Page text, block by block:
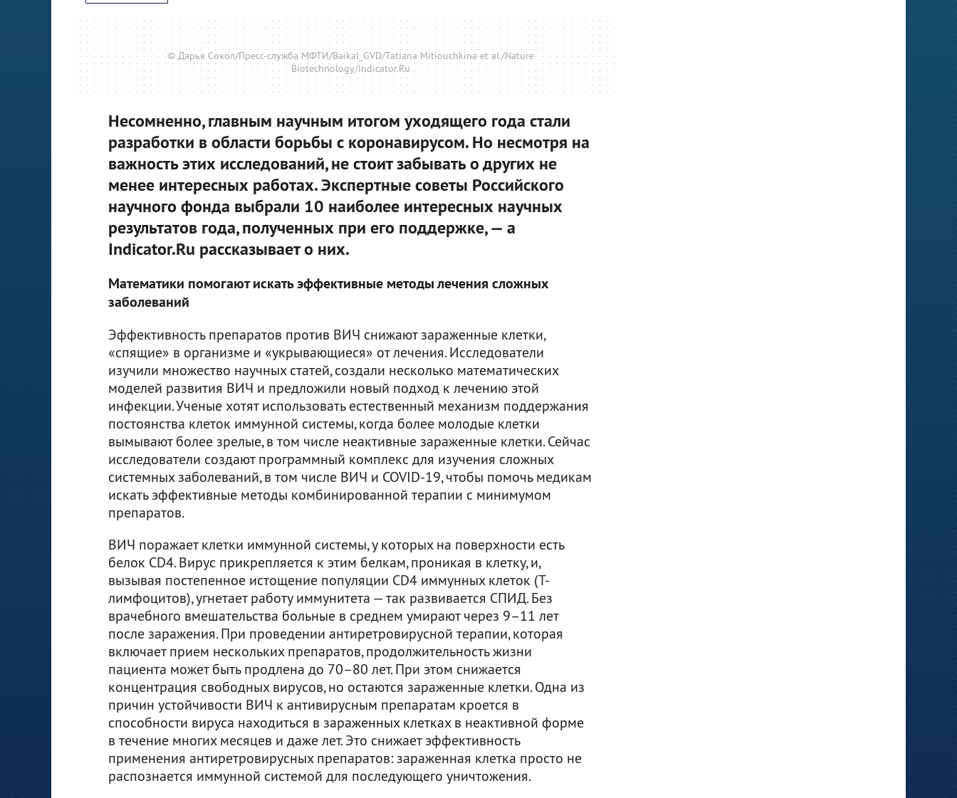
© Дарья Сокол/Пресс-служба МФТИ/Baikal_GVD/Tatiana Mitiouchkina et al./Nature
Biotechnology/Indicator.Ru
Несомненно, главным научным итогом уходящего года стали
разработки в области борьбы с коронавирусом. Но несмотря на
важность этих исследований, не стоит забывать о других не
менее интересных работах. Экспертные советы Российского
научного фонда выбрали 10 наиболее интересных научных
результатов года, полученных при его поддержке, — а
Indicator.Ru рассказывает о них.
Математики помогают искать эффективные методы лечения сложных
заболеваний
Эффективность препаратов против ВИЧ снижают зараженные клетки,
«спящие» в организме и «укрывающиеся» от лечения. Исследователи
изучили множество научных статей, создали несколько математических
моделей развития ВИЧ и предложили новый подход к лечению этой
инфекции. Ученые хотят использовать естественный механизм поддержания
постоянства клеток иммунной системы, когда более молодые клетки
вымывают более зрелые, в том числе неактивные зараженные клетки. Сейчас
исследователи создают программный комплекс для изучения сложных
системных заболеваний, в том числе ВИЧ и COVID-19, чтобы помочь медикам
искать эффективные методы комбинированной терапии с минимумом
препаратов.
ВИЧ поражает клетки иммунной системы, у которых на поверхности есть
белок CD4. Вирус прикрепляется к этим белкам, проникая в клетку, и,
вызывая постепенное истощение популяции CD4 иммунных клеток (Т-
лимфоцитов), угнетает работу иммунитета — так развивается СПИД. Без
врачебного вмешательства больные в среднем умирают через 9–11 лет
после заражения. При проведении антиретровирусной терапии, которая
включает прием нескольких препаратов, продолжительность жизни
пациента может быть продлена до 70–80 лет. При этом снижается
концентрация свободных вирусов, но остаются зараженные клетки. Одна из
причин устойчивости ВИЧ к антивирусным препаратам кроется в
способности вируса находиться в зараженных клетках в неактивной форме
в течение многих месяцев и даже лет. Это снижает эффективность
применения антиретровирусных препаратов: зараженная клетка просто не
распознается иммунной системой для последующего уничтожения.